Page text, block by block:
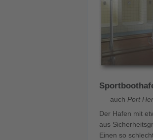
auchPort
Der Hafen mit
aus
Einen so